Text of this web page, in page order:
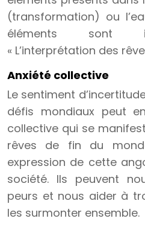
(transformation) ou
éléments sont
« L’interprétation des
Anxiété collective
Le sentiment
défis mondiaux peut
collective qui se
rêves de fin du
expression de cette
société. Ils peuvent
peurs et nous aider à
les surmonter ensemble.